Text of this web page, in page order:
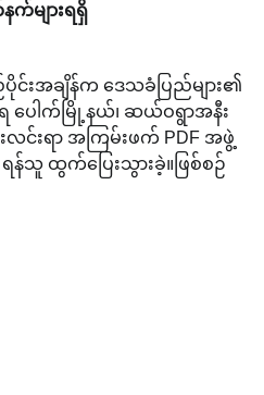
က်များရရှိ
းအချိန်က ဒေသခံပြည်များ၏
ေါက်မြို့နယ်၊ ဆယ်ဝရွာအနီး
လင်းရာ အကြမ်းဖက် PDF အဖွဲ့
န်သူ ထွက်ပြေးသွားခဲ့။ဖြစ်စဉ်